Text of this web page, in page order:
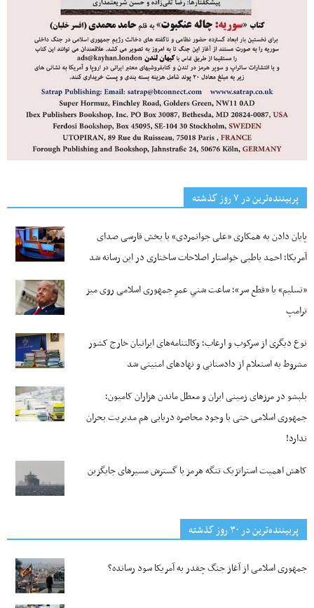
پربیننده‌ترین‌ در ۷ روز گذشته
پایان دادن به همکاری «علی جوانمردی» با بخش فارسی صدای
آمریکا؛ احمد باطبی خواستار اصلاحات ساختاری در این رسانه شد
«تسلیم» یا «قطع سر»؛ ساعت شنیِ عمرِ جمهوری اسلامی روی میز
ترامپ
نوع دیگری از سرکوب و ارعاب؛ وکالتنامه‌های ایرانیان خارج کشور
مشروط به استعلام از دادستانی و نهادهای امنیتی شد
بلبشو در مرزهای زمینی ایران و معطل ماندن هزاران کامیون؛
جمهوری اسلامی حتی با وجود محاصره دریایی هم مدیریت بحران
ندارد!
کاهش اهمیت استراتژیک تنگه‌ هرمز با گسترش مسیرهای جایگزین
پربیننده‌ترین‌ در ۳۰ روز گذشته
جمهوری اسلامی از آغاز جنگ چقدر به آمریکا سود رسانده؟